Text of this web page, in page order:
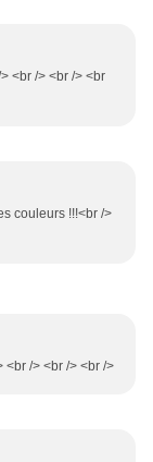
<br /> <br /> <br
couleurs !!!<br />
<br /> <br /> <br />